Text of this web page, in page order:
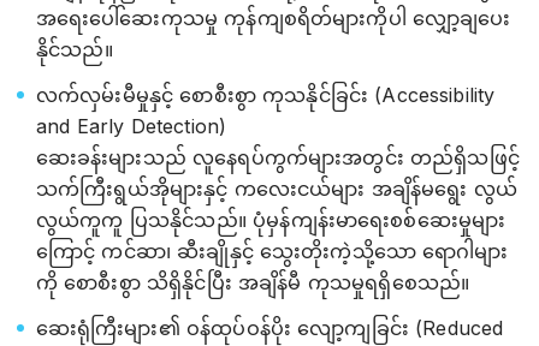
အရေးပေါ်ဆေးကုသမှု ကုန်ကျစရိတ်များကိုပါ လျှော့ချပေး
နိုင်သည်။
လက်လှမ်းမီမှုနှင့် စောစီးစွာ ကုသနိုင်ခြင်း (Accessibility
and Early Detection)
ဆေးခန်းများသည် လူနေရပ်ကွက်များအတွင်း တည်ရှိသဖြင့်
သက်ကြီးရွယ်အိုများနှင့် ကလေးငယ်များ အချိန်မရွေး လွယ်
လွယ်ကူကူ ပြသနိုင်သည်။ ပုံမှန်ကျန်းမာရေးစစ်ဆေးမှုများ
ကြောင့် ကင်ဆာ၊ ဆီးချိုနှင့် သွေးတိုးကဲ့သို့သော ရောဂါများ
ကို စောစီးစွာ သိရှိနိုင်ပြီး အချိန်မီ ကုသမှုရရှိစေသည်။
ဆေးရုံကြီးများ၏ ဝန်ထုပ်ဝန်ပိုး လျော့ကျခြင်း (Reduced